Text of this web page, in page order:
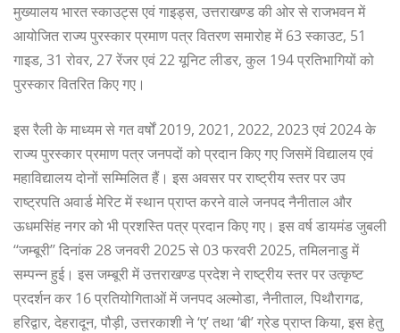
मुख्यालय भारत स्काउट्स एवं गाइड्स, उत्तराखण्ड की ओर से राजभवन में
आयोजित राज्य पुरस्कार प्रमाण पत्र वितरण समारोह में 63 स्काउट, 51
गाइड, 31 रोवर, 27 रेंजर एवं 22 यूनिट लीडर, कुल 194 प्रतिभागियों को
पुरस्कार वितरित किए गए।
इस रैली के माध्यम से गत वर्षों 2019, 2021, 2022, 2023 एवं 2024 के
राज्य पुरस्कार प्रमाण पत्र जनपदों को प्रदान किए गए जिसमें विद्यालय एवं
महाविद्यालय दोनों सम्मिलित हैं। इस अवसर पर राष्ट्रीय स्तर पर उप
राष्ट्रपति अवार्ड मेरिट में स्थान प्राप्त करने वाले जनपद नैनीताल और
ऊधमसिंह नगर को भी प्रशस्ति पत्र प्रदान किए गए। इस वर्ष डायमंड जुबली
‘‘जम्बूरी’’ दिनांक 28 जनवरी 2025 से 03 फरवरी 2025, तमिलनाडु में
सम्पन्न हुई। इस जम्बूरी में उत्तराखण्ड प्रदेश ने राष्ट्रीय स्तर पर उत्कृष्ट
प्रदर्शन कर 16 प्रतियोगिताओं में जनपद अल्मोडा, नैनीताल, पिथौरागढ,
हरिद्वार, देहरादून, पौड़ी, उत्तरकाशी ने ‘ए’ तथा ‘बी’ ग्रेड प्राप्त किया, इस हेतु